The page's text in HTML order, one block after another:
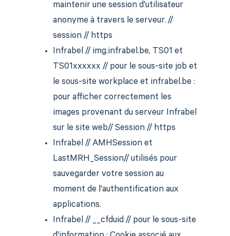
maintenir une session d'utilisateur
anonyme à travers le serveur. //
session // https
Infrabel // img.infrabel.be, TS01 et
TS01xxxxxx // pour le sous-site job et
le sous-site workplace et infrabel.be :
pour afficher correctement les
images provenant du serveur Infrabel
sur le site web// Session // https
Infrabel // AMHSession et
LastMRH_Session// utilisés pour
sauvegarder votre session au
moment de l'authentification aux
applications.
Infrabel // __cfduid // pour le sous-site